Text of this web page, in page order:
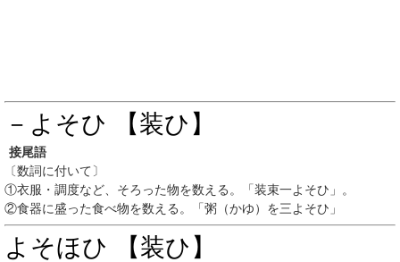
－よそひ 【装ひ】
接尾語
〔数詞に付いて〕
①衣服・調度など、そろった物を数える。「装束一よそひ」。
②食器に盛った食べ物を数える。「粥（かゆ）を三よそひ」
よそほひ 【装ひ】